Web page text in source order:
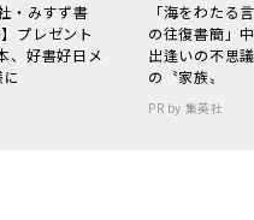
・みすず書
プレゼント
、好書好日メ
「海をわた
の往復書簡」
出逢いの不思
の〝家族〟
PR by 集英社